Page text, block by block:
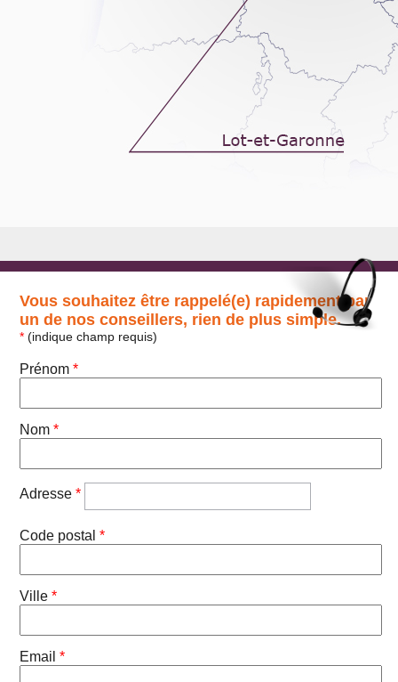
Vous souhaitez être rappelé(e) rapidement par
un de nos conseillers, rien de plus simple.
* (indique champ requis)
Prénom*
Nom*
Adresse*
Code postal*
Ville*
Email*